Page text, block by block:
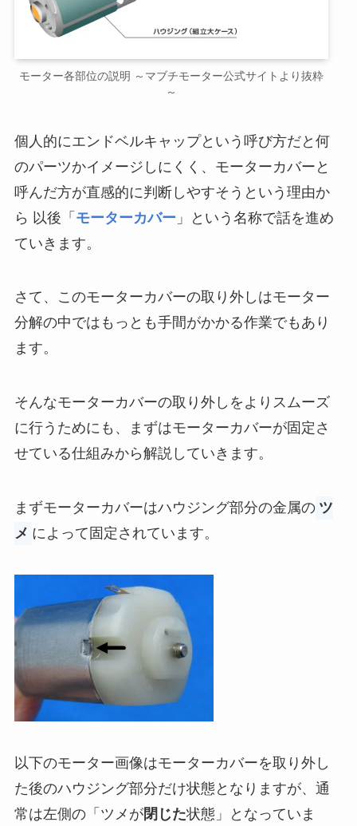
モーター各部位の説明 ～マブチモーター公式サイトより抜粋
～
個人的にエンドベルキャップという呼び方だと何
のパーツかイメージしにくく、モーターカバーと
呼んだ方が直感的に判断しやすそうという理由か
ら 以後「 モーターカバー 」という名称で話を進め
ていきます。
さて、このモーターカバーの取り外しはモーター
分解の中ではもっとも手間がかかる作業でもあり
ます。
そんなモーターカバーの取り外しをよりスムーズ
に行うためにも、まずはモーターカバーが固定さ
せている仕組みから解説していきます。
まずモーターカバーはハウジング部分の金属の ツ
メ によって固定されています。
以下のモーター画像はモーターカバーを取り外し
た後のハウジング部分だけ状態となりますが、通
常は左側の「ツメが閉じた状態」となっていま